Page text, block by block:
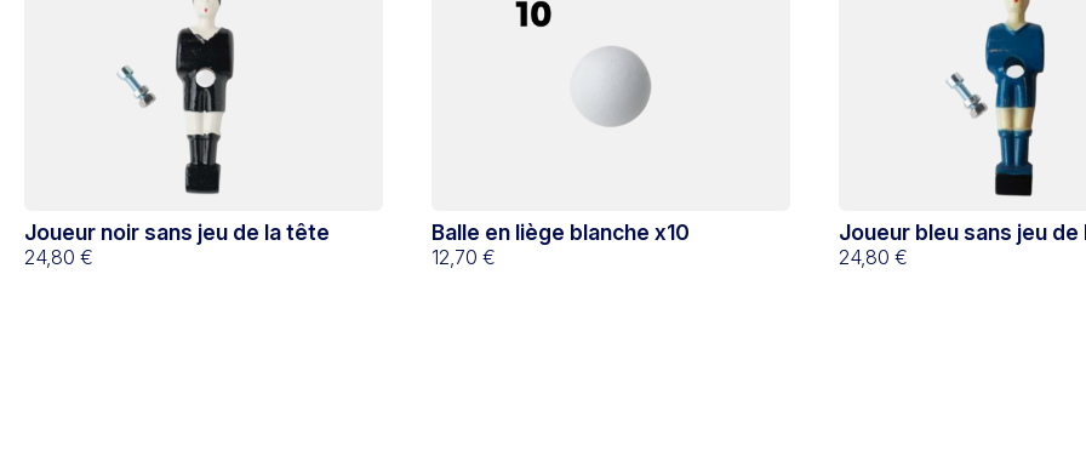
Joueur noir sans jeu de la tête
24,80 €
Balle en liège blanche x10
12,70 €
Joueur bleu sans jeu de
24,80 €